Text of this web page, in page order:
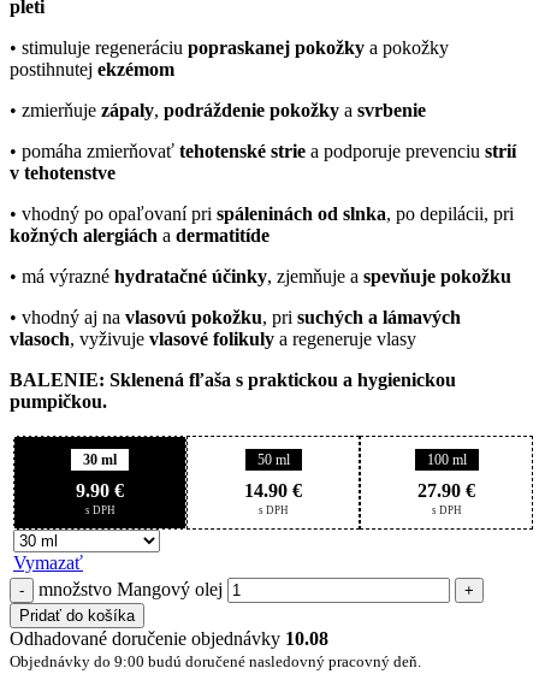
pleti
• stimuluje regeneráciu popraskanej pokožky a pokožky
postihnutej ekzémom
• zmierňuje zápaly, podráždenie pokožky a svrbenie
• pomáha zmierňovať tehotenské strie a podporuje prevenciu strií
v tehotenstve
• vhodný po opaľovaní pri spáleninách od slnka, po depilácii, pri
kožných alergiách a dermatitíde
• má výrazné hydratačné účinky, zjemňuje a spevňuje pokožku
• vhodný aj na vlasovú pokožku, pri suchých a lámavých
vlasoch, vyživuje vlasové folikuly a regeneruje vlasy
BALENIE: Sklenená fľaša s praktickou a hygienickou
pumpičkou.
30 ml
9.90 €
50 ml
14.90 €
100 ml
27.90 €
Vymazať
množstvo Mangový olej
Pridať do košíka
Odhadované doručenie objednávky 10.08
Objednávky do 9:00 budú doručené nasledovný pracovný deň.